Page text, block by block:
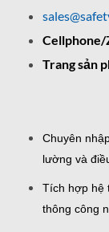
Cellphone/
Trang sản
Chuyên
lường và
Tích hợp hệ
thông công